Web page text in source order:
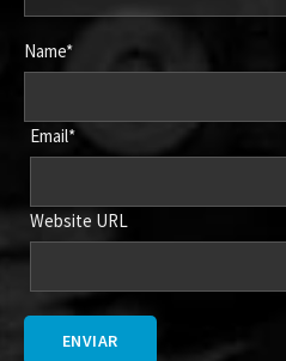
Name*
Email*
Website URL